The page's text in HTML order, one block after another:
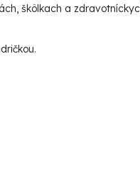
škôlkach a